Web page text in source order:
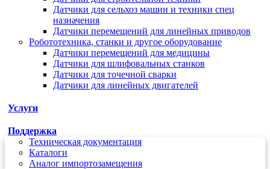
Датчики для сельхоз машин и техники спец
назначения
Датчики перемещений для линейных приводов
Робототехника, станки и другое оборудование
Датчики перемещений для медицины
Датчики для шлифовальных станков
Датчики для точечной сварки
Датчики для линейных двигателей
Услуги
Поддержка
Техническая документация
Каталоги
Аналог импортозамещения